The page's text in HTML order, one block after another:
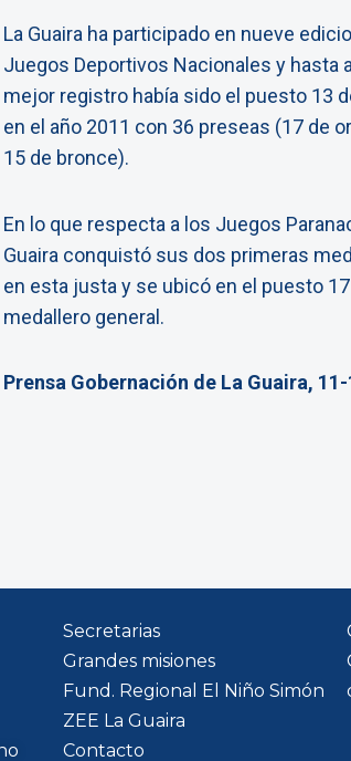
La Guaira ha participado en nueve
Juegos Deportivos Nacionales y hasta
mejor registro había sido el puesto 13
en el año 2011 con 36 preseas (17 de
15 de bronce).
En lo que respecta a los Juegos
Guaira conquistó sus dos primeras
en esta justa y se ubicó en el puesto
medallero general.
Prensa Gobernación de La Guaira,
Secretarias
Grandes misiones
Fund. Regional El Niño Simón
ZEE La Guaira
Contacto